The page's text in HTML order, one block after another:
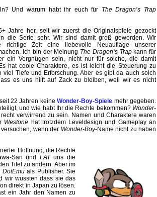
Und warum habt ihr euch für The Dragon‘s Trap
Jahre her, seit wir zuerst die Originalspiele gezockt
die Serie sehr. Wir sind damit groß geworden. Wir
Zeit eine liebevolle Neuauflage unserer
Ich bin der Meinung The Dragon‘s Trapkann für
ein Vergnügen sein, nicht nur für solche, die damit
hat coole Charaktere, es ist leicht die Steuerung zu
viel Tiefe und Erforschung. Aber es gibt da auch solch
es uns hilft auf Zack zu bleiben, weil wir es nicht
22 Jahren keineWonder-Boy-Spiele mehr gegeben.
und wie habt Ihr die Rechte bekommen? Wonder-
verwirrend zu sein. Namen und Charaktere waren
Westone hat trotzdem Leveldesign und Gameplay an
wenn der Wonder-Boy-Name nicht zu haben
Hoffnung, die Rechte
San und LATuns die
Titel zu ändern. Aber im
DotEmuals Publisher. Sie
wir wussten dass sie das
direkt in Japan zu lösen.
ein Jahr den Namen zu